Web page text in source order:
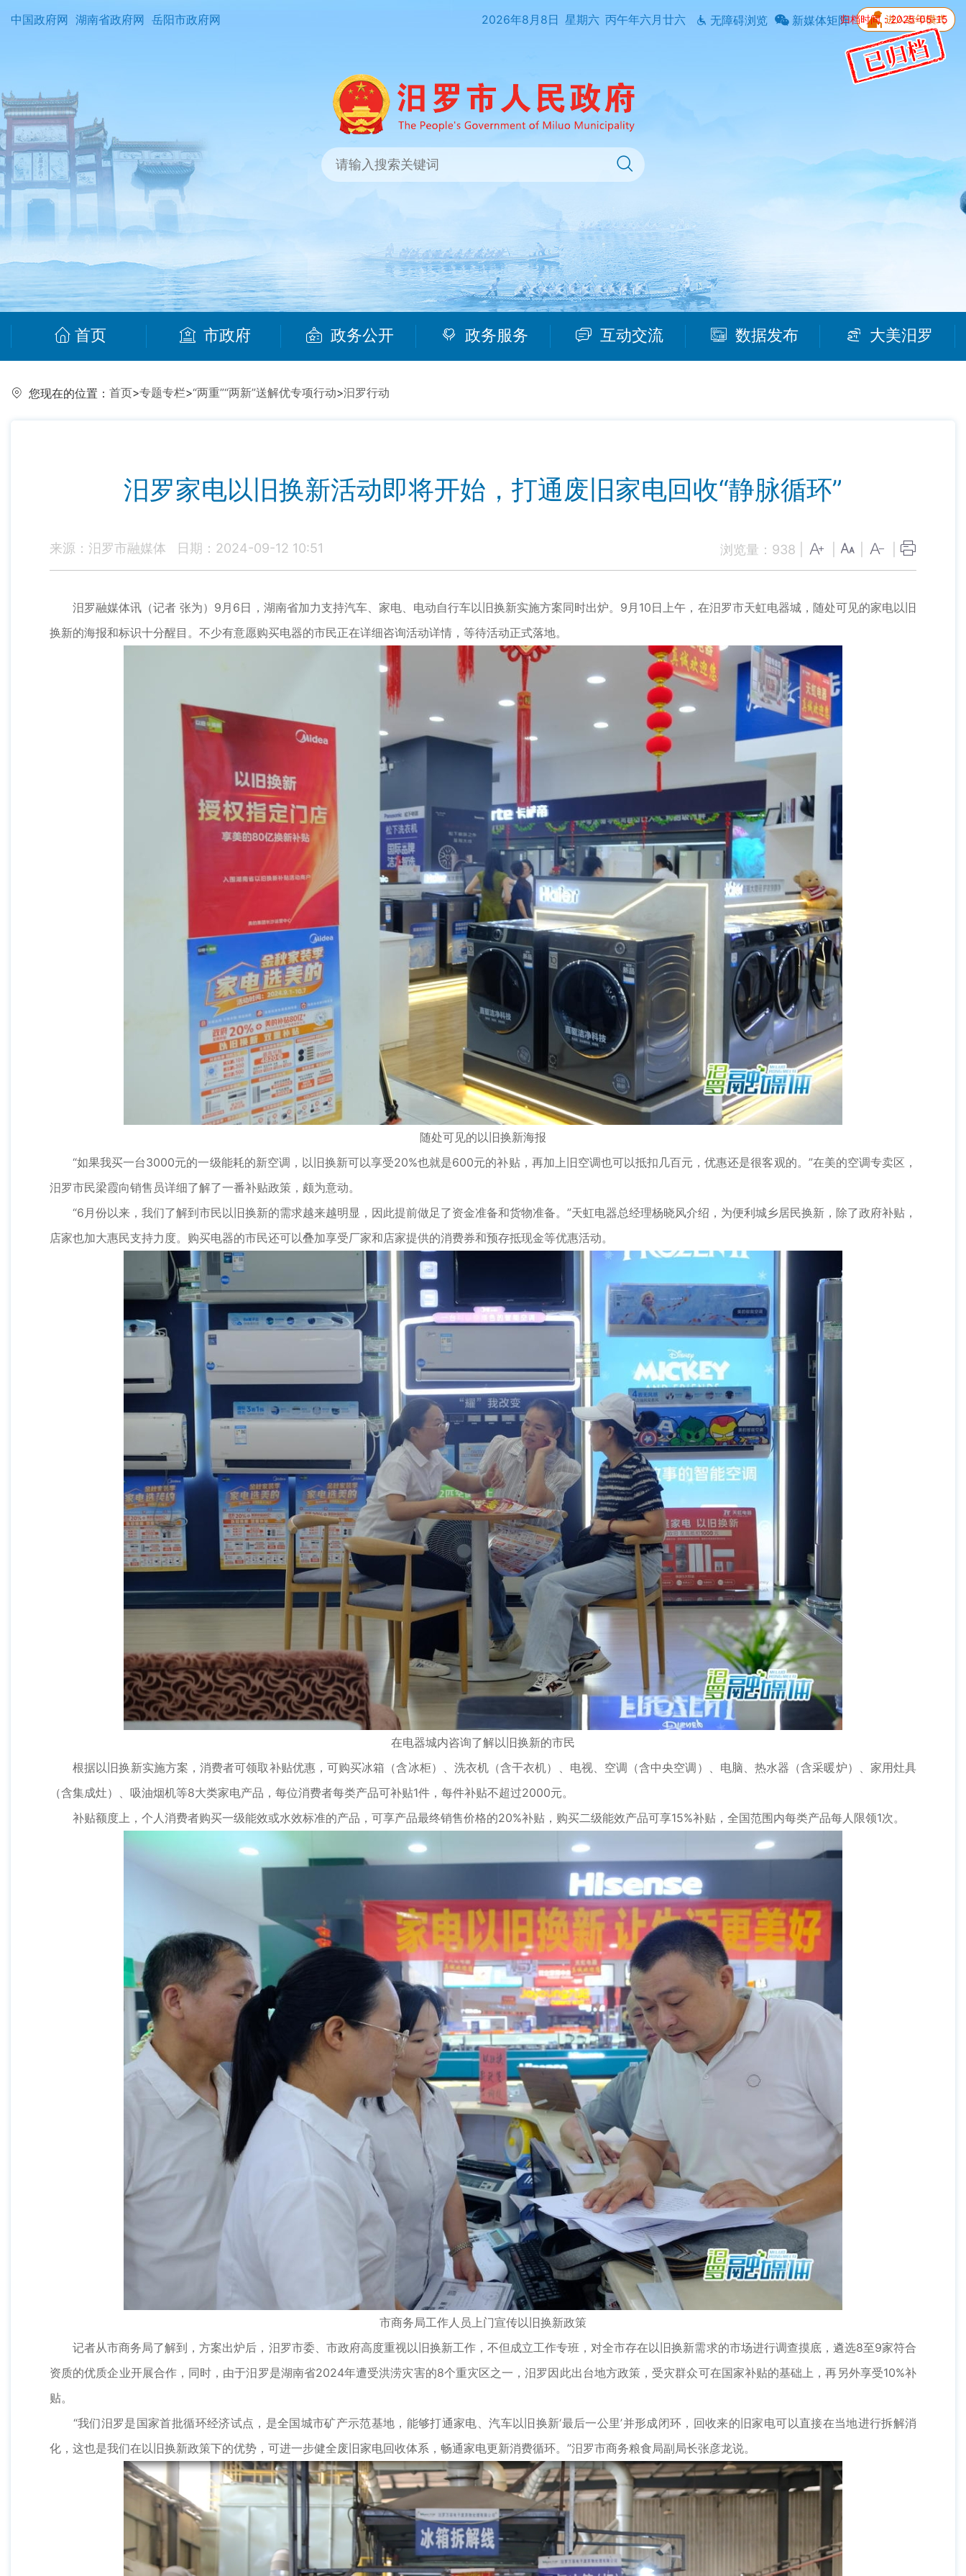
归档时间：2025-05-15
中国政府网 湖南省政府网 岳阳市政府网 2026年8月8日 星期六 丙午年六月廿六 无障碍浏览 新媒体矩阵
首页 市政府 政务公开 政务服务 互动交流 数据发布 大美汨罗
您现在的位置： 首页>专题专栏>“两重”“两新”送解优专项行动>汩罗行动
汨罗家电以旧换新活动即将开始，打通废旧家电回收“静脉循环”
来源：汨罗市融媒体 日期：2024-09-12 10:51 浏览量： 938
汨罗融媒体讯（记者 张为）9月6日，湖南省加力支持汽车、家电、电动自行车以旧换新实施方案同时出炉。9月10日上午，在汨罗市天虹电器城，随处可见的家电以旧
换新的海报和标识十分醒目。不少有意愿购买电器的市民正在详细咨询活动详情，等待活动正式落地。
随处可见的以旧换新海报
“如果我买一台3000元的一级能耗的新空调，以旧换新可以享受20%也就是600元的补贴，再加上旧空调也可以抵扣几百元，优惠还是很客观的。”在美的空调专卖区，
汨罗市民梁霞向销售员详细了解了一番补贴政策，颇为意动。
“6月份以来，我们了解到市民以旧换新的需求越来越明显，因此提前做足了资金准备和货物准备。”天虹电器总经理杨晓风介绍，为便利城乡居民换新，除了政府补贴，
店家也加大惠民支持力度。购买电器的市民还可以叠加享受厂家和店家提供的消费券和预存抵现金等优惠活动。
在电器城内咨询了解以旧换新的市民
根据以旧换新实施方案，消费者可领取补贴优惠，可购买冰箱（含冰柜）、洗衣机（含干衣机）、电视、空调（含中央空调）、电脑、热水器（含采暖炉）、家用灶具
（含集成灶）、吸油烟机等8大类家电产品，每位消费者每类产品可补贴1件，每件补贴不超过2000元。
补贴额度上，个人消费者购买一级能效或水效标准的产品，可享产品最终销售价格的20%补贴，购买二级能效产品可享15%补贴，全国范围内每类产品每人限领1次。
市商务局工作人员上门宣传以旧换新政策
记者从市商务局了解到，方案出炉后，汨罗市委、市政府高度重视以旧换新工作，不但成立工作专班，对全市存在以旧换新需求的市场进行调查摸底，遴选8至9家符合
资质的优质企业开展合作，同时，由于汨罗是湖南省2024年遭受洪涝灾害的8个重灾区之一，汨罗因此出台地方政策，受灾群众可在国家补贴的基础上，再另外享受10%补
贴。
“我们汨罗是国家首批循环经济试点，是全国城市矿产示范基地，能够打通家电、汽车以旧换新‘最后一公里’并形成闭环，回收来的旧家电可以直接在当地进行拆解消
化，这也是我们在以旧换新政策下的优势，可进一步健全废旧家电回收体系，畅通家电更新消费循环。”汨罗市商务粮食局副局长张彦龙说。